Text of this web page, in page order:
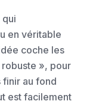
qui
en véritable
coche les
», pour
finir au fond
est facilement